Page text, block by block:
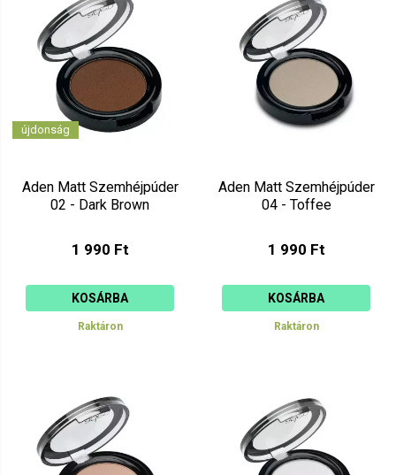
újdonság
Aden Matt Szemhéjpúder
02 - Dark Brown
1 990 Ft
KOSÁRBA
Raktáron
Aden Matt Szemhéjpúder
04 - Toffee
1 990 Ft
KOSÁRBA
Raktáron